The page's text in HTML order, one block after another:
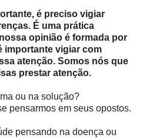
é preciso vigiar
É uma prática
opinião é formada por
importante vigiar com
atenção. Somos nós que
prestar atenção.
ou na solução?
pensarmos em seus opostos.
pensando na doença ou